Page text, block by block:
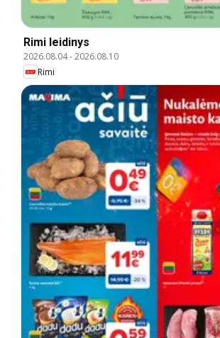
Rimi leidinys
2026.08.04-2026.08.10
Rimi